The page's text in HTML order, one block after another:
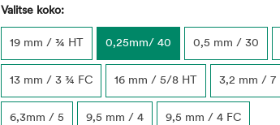
Valitse koko:
19 mm / ¾ HT 0,25mm/ 40 0,5 mm / 30
13 mm / 3 ¾ FC 16 mm / 5/8 HT 3,2 mm / 7
6,3mm / 5 9,5 mm / 4 9,5 mm / 4 FC